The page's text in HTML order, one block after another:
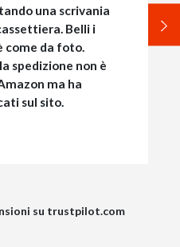
una scrivania
Belli i
come da foto.
spedizione non è
ma ha
sul sito.
su trustpilot.com